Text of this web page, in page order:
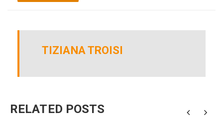
TIZIANA TROISI
RELATED POSTS